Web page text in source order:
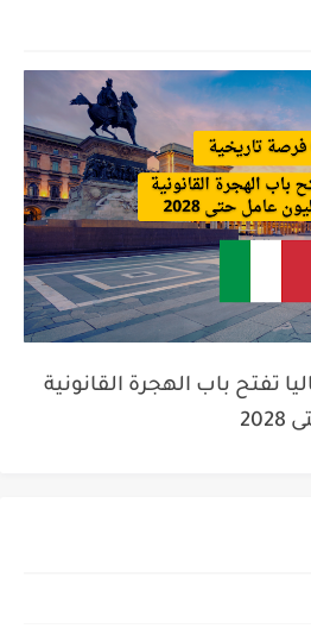
تفتح باب الهجرة القانونية